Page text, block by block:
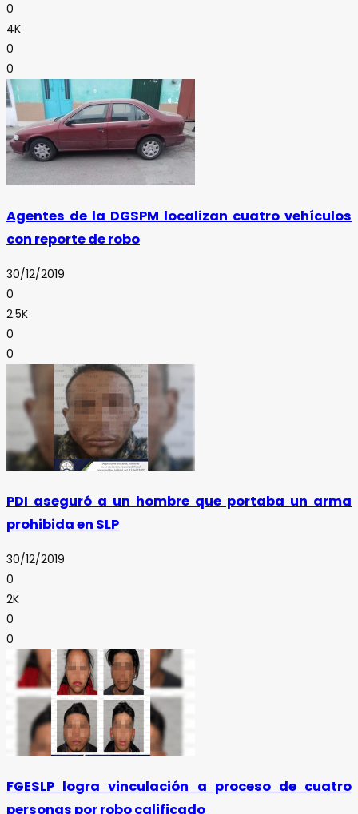
0
4K
0
0
Agentes de la DGSPM localizan cuatro vehículos
con reporte de robo
30/12/2019
0
2.5K
0
0
PDI aseguró a un hombre que portaba un arma
prohibida en SLP
30/12/2019
0
2K
0
0
FGESLP logra vinculación a proceso de cuatro
personas por robo calificado